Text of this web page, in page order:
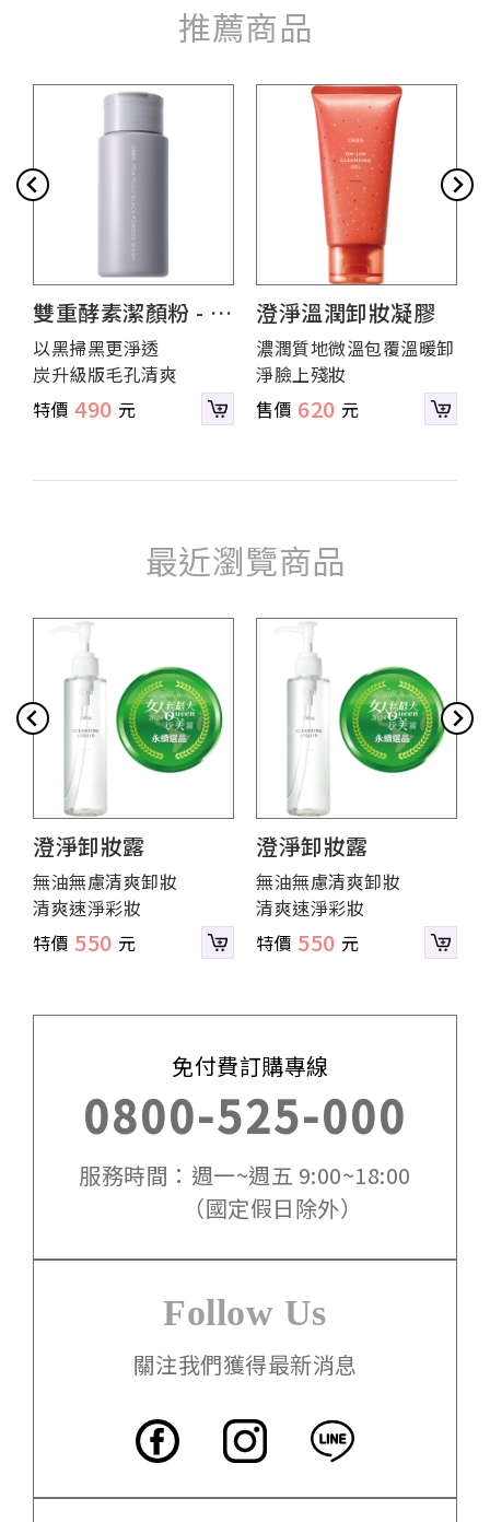
推薦商品
雙重酵素潔顏粉 - 炭
吸附版
以黑掃黑更淨透
炭升級版毛孔清爽
490
澄淨溫潤卸妝凝膠
濃潤質地微溫包覆溫暖卸
淨臉上殘妝
620
最近瀏覽商品
澄淨卸妝露
無油無慮清爽卸妝
清爽速淨彩妝
550
澄淨卸妝露
無油無慮清爽卸妝
清爽速淨彩妝
550
免付費訂購專線
0800-525-000
服務時間：週一~週五 9:00~18:00
（國定假日除外）
Follow Us
關注我們獲得最新消息